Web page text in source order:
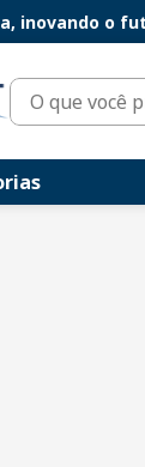
inovando o
O que você